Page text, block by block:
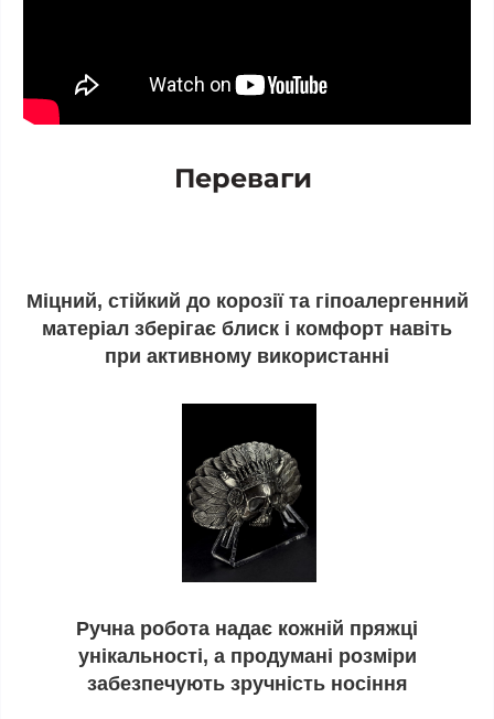
Переваги
Міцний, стійкий до корозії та гіпоалергенний
матеріал зберігає блиск і комфорт навіть
при активному використанні
Ручна робота надає кожній пряжці
унікальності, а продумані розміри
забезпечують зручність носіння